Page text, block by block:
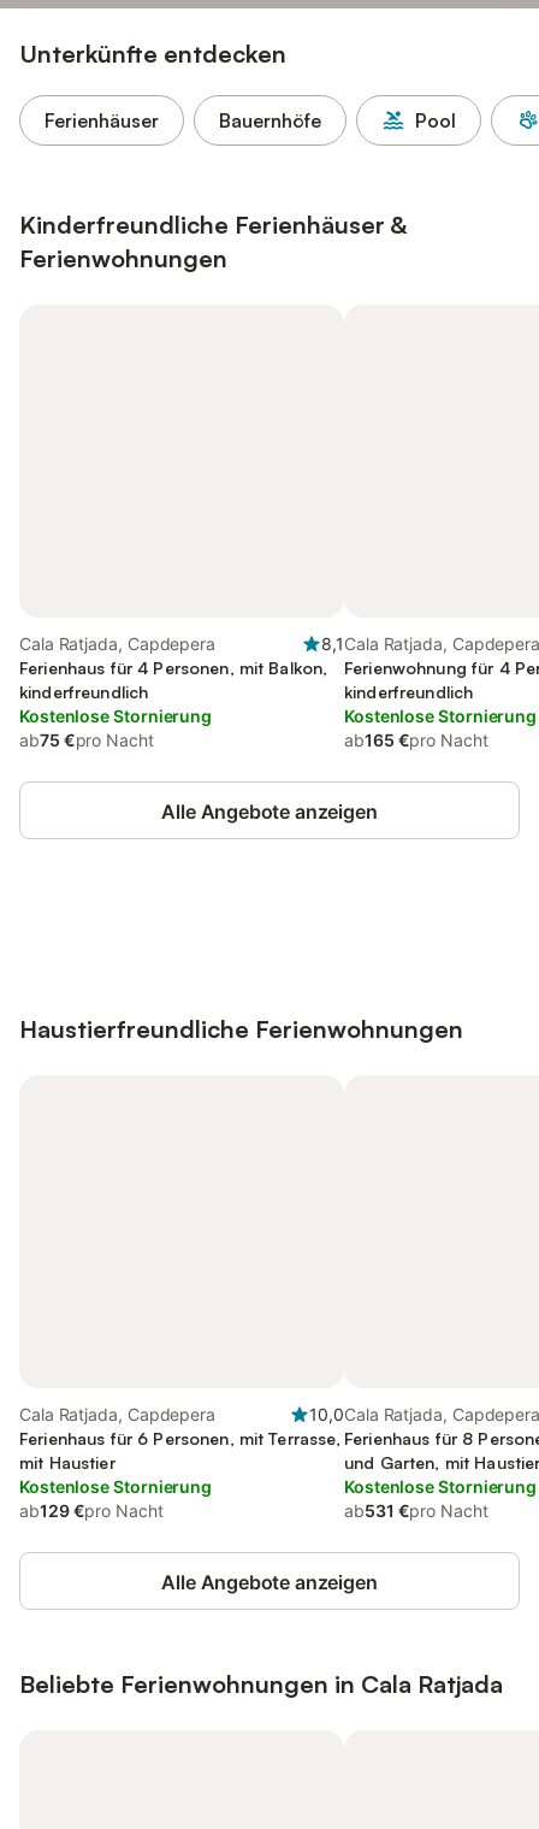
Unterkünfte entdecken
Ferienhäuser Bauernhöfe Pool
Kinderfreundliche Ferienhäuser &
Ferienwohnungen
Cala Ratjada, Capdepera
8,1
Ferienhaus für 4 Personen, mit Balkon,
kinderfreundlich
Kostenlose Stornierung
ab75 €pro Nacht
Cala Ratjada,
Ferienwohnung für 4
kinderfreundlich
Kostenlose Stornierung
ab165 €pro Nacht
Alle Angebote anzeigen
Haustierfreundliche Ferienwohnungen
Cala Ratjada, Capdepera
10,0
Ferienhaus für 6 Personen, mit Terrasse,
mit Haustier
Kostenlose Stornierung
ab129 €pro Nacht
Cala Ratjada,
Ferienhaus für 8
und Garten, mit
Kostenlose Stornierung
ab531 €pro Nacht
Alle Angebote anzeigen
Beliebte Ferienwohnungen in Cala Ratjada